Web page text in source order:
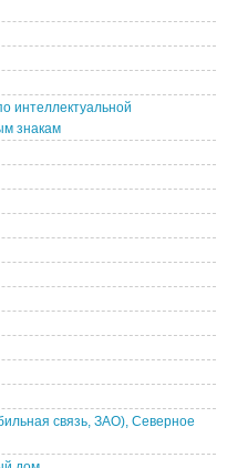
интеллектуальной
знакам
связь, ЗАО), Северное